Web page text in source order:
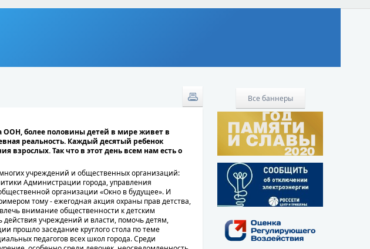
Все баннеры
ООН, более половины детей в мире живет в
реальность. Каждый десятый ребенок
взрослых. Так что в этот день всем нам есть о
учреждений и общественных организаций:
Администрации города, управления
организации «Окно в будущее». И
тому - ежегодная акция охраны прав детства,
внимание общественности к детским
учреждений и власти, помочь детям,
прошло заседание круглого стола по теме
педагогов всех школ города. Среди